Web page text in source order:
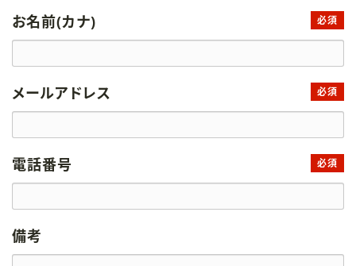
お名前(カナ) 必須
メールアドレス 必須
電話番号 必須
備考